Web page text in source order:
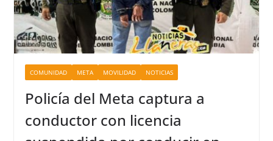
COMUNIDAD META MOVILIDAD NOTICIAS
Policía del Meta captura a
conductor con licencia